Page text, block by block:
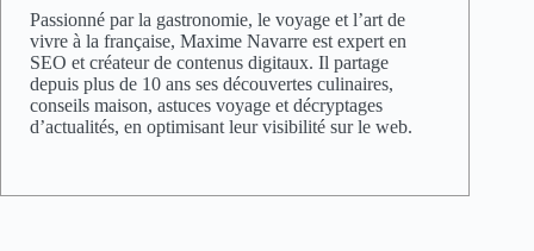
Passionné par la gastronomie, le voyage et l’art de
vivre à la française, Maxime Navarre est expert en
SEO et créateur de contenus digitaux. Il partage
depuis plus de 10 ans ses découvertes culinaires,
conseils maison, astuces voyage et décryptages
d’actualités, en optimisant leur visibilité sur le web.